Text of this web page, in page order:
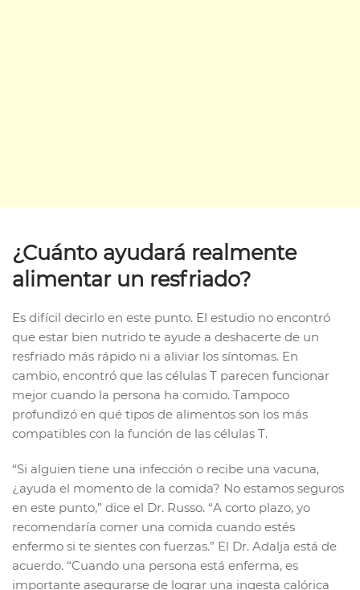
¿Cuánto ayudará realmente
alimentar un resfriado?
Es difícil decirlo en este punto. El estudio no encontró
que estar bien nutrido te ayude a deshacerte de un
resfriado más rápido ni a aliviar los síntomas. En
cambio, encontró que las células T parecen funcionar
mejor cuando la persona ha comido. Tampoco
profundizó en qué tipos de alimentos son los más
compatibles con la función de las células T.
“Si alguien tiene una infección o recibe una vacuna,
¿ayuda el momento de la comida? No estamos seguros
en este punto,” dice el Dr. Russo. “A corto plazo, yo
recomendaría comer una comida cuando estés
enfermo si te sientes con fuerzas.” El Dr. Adalja está de
acuerdo. “Cuando una persona está enferma, es
importante asegurarse de lograr una ingesta calórica